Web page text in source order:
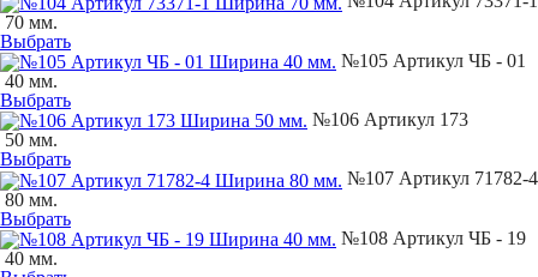
70 мм.
Выбрать
№105 Артикул ЧБ - 01
40 мм.
Выбрать
№106 Артикул 173
50 мм.
Выбрать
№107 Артикул 71782-4
80 мм.
Выбрать
№108 Артикул ЧБ - 19
40 мм.